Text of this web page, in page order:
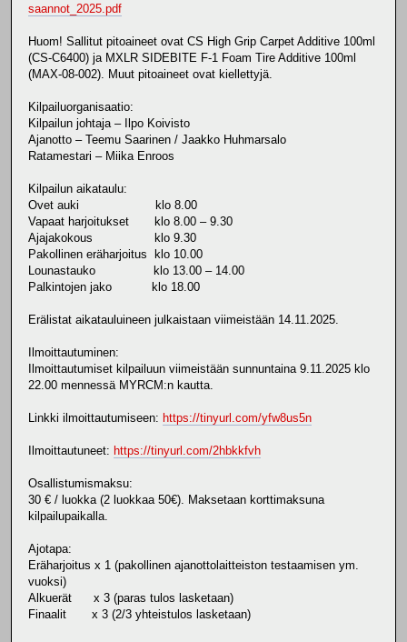
saannot_2025.pdf
Huom! Sallitut pitoaineet ovat CS High Grip Carpet Additive 100ml
(CS-C6400) ja MXLR SIDEBITE F-1 Foam Tire Additive 100ml
(MAX-08-002). Muut pitoaineet ovat kiellettyjä.
Kilpailuorganisaatio:
Kilpailun johtaja – Ilpo Koivisto
Ajanotto – Teemu Saarinen / Jaakko Huhmarsalo
Ratamestari – Miika Enroos
Kilpailun aikataulu:
Ovet auki klo 8.00
Vapaat harjoitukset klo 8.00 – 9.30
Ajajakokous klo 9.30
Pakollinen eräharjoitus klo 10.00
Lounastauko klo 13.00 – 14.00
Palkintojen jako klo 18.00
Erälistat aikatauluineen julkaistaan viimeistään 14.11.2025.
Ilmoittautuminen:
Ilmoittautumiset kilpailuun viimeistään sunnuntaina 9.11.2025 klo
22.00 mennessä MYRCM:n kautta.
Linkki ilmoittautumiseen: https://tinyurl.com/yfw8us5n
Ilmoittautuneet: https://tinyurl.com/2hbkkfvh
Osallistumismaksu:
30 € / luokka (2 luokkaa 50€). Maksetaan korttimaksuna
kilpailupaikalla.
Ajotapa:
Eräharjoitus x 1 (pakollinen ajanottolaitteiston testaamisen ym.
vuoksi)
Alkuerät x 3 (paras tulos lasketaan)
Finaalit x 3 (2/3 yhteistulos lasketaan)